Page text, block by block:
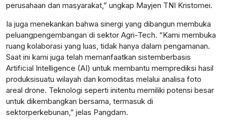
perusahaan dan masyarakat,” ungkap Mayjen TNI Kristomei.
Ia juga menekankan bahwa sinergi yang dibangun membuka
peluangpengembangan di sektor Agri-Tech. “Kami membuka
ruang kolaborasi yang luas, tidak hanya dalam pengamanan.
Saat ini kami juga telah memanfaatkan sistemberbasis
Artificial Intelligence (AI) untuk membantu memprediksi hasil
produksisuatu wilayah dan komoditas melalui analisa foto
areal drone. Teknologi seperti initentu memiliki potensi besar
untuk dikembangkan bersama, termasuk di
sektorperkebunan,” jelas Pangdam.